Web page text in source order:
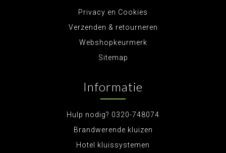
Privacy en Cookies
Verzenden & retourneren
Webshopkeurmerk
Sitemap
Informatie
Hulp nodig? 0320-748074
Brandwerende kluizen
Hotel kluissystemen